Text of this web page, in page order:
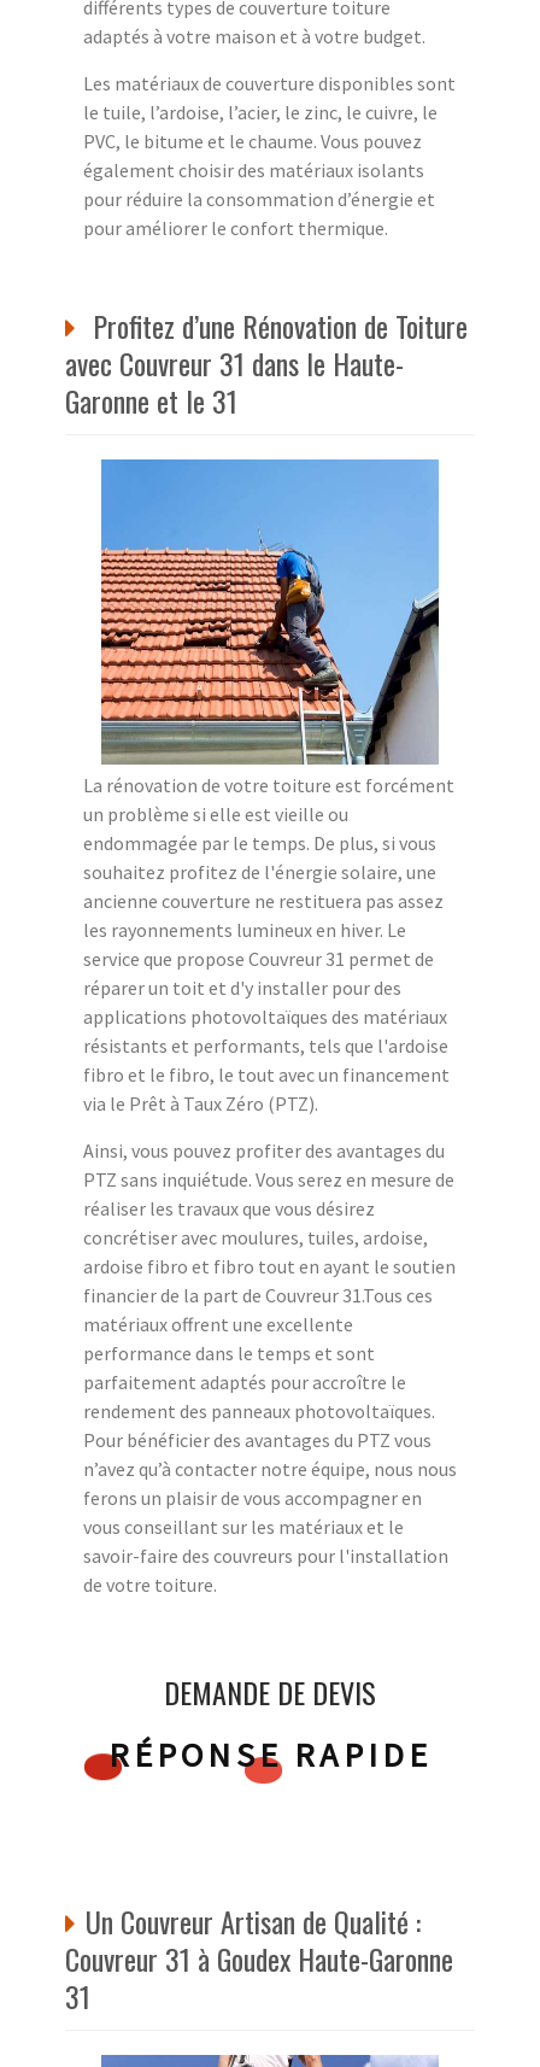
différents types de couverture toiture
adaptés à votre maison et à votre budget.
Les matériaux de couverture disponibles sont
le tuile, l’ardoise, l’acier, le zinc, le cuivre, le
PVC, le bitume et le chaume. Vous pouvez
également choisir des matériaux isolants
pour réduire la consommation d’énergie et
pour améliorer le confort thermique.
Profitez d’une Rénovation de Toiture
avec Couvreur 31 dans le Haute-
Garonne et le 31
La rénovation de votre toiture est forcément
un problème si elle est vieille ou
endommagée par le temps. De plus, si vous
souhaitez profitez de l'énergie solaire, une
ancienne couverture ne restituera pas assez
les rayonnements lumineux en hiver. Le
service que propose Couvreur 31 permet de
réparer un toit et d'y installer pour des
applications photovoltaïques des matériaux
résistants et performants, tels que l'ardoise
fibro et le fibro, le tout avec un financement
via le Prêt à Taux Zéro (PTZ).
Ainsi, vous pouvez profiter des avantages du
PTZ sans inquiétude. Vous serez en mesure de
réaliser les travaux que vous désirez
concrétiser avec moulures, tuiles, ardoise,
ardoise fibro et fibro tout en ayant le soutien
financier de la part de Couvreur 31.Tous ces
matériaux offrent une excellente
performance dans le temps et sont
parfaitement adaptés pour accroître le
rendement des panneaux photovoltaïques.
Pour bénéficier des avantages du PTZ vous
n’avez qu’à contacter notre équipe, nous nous
ferons un plaisir de vous accompagner en
vous conseillant sur les matériaux et le
savoir-faire des couvreurs pour l'installation
de votre toiture.
DEMANDE DE DEVIS
RÉPONSE RAPIDE
Un Couvreur Artisan de Qualité :
Couvreur 31 à Goudex Haute-Garonne
31